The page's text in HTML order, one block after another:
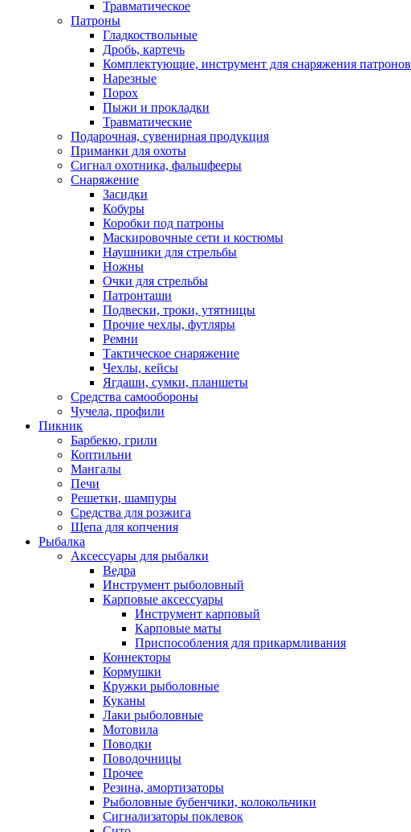
Травматическое
Патроны
Гладкоствольные
Дробь, картечь
Комплектующие, инструмент для снаряжения патронов
Нарезные
Порох
Пыжи и прокладки
Травматические
Подарочная, сувенирная продукция
Приманки для охоты
Сигнал охотника, фальшфееры
Снаряжение
Засидки
Кобуры
Коробки под патроны
Маскировочные сети и костюмы
Наушники для стрельбы
Ножны
Очки для стрельбы
Патронташи
Подвески, троки, утятницы
Прочие чехлы, футляры
Ремни
Тактическое снаряжение
Чехлы, кейсы
Ягдаши, сумки, планшеты
Средства самообороны
Чучела, профили
Пикник
Барбекю, грили
Коптильни
Мангалы
Печи
Решетки, шампуры
Средства для розжига
Щепа для копчения
Рыбалка
Аксессуары для рыбалки
Ведра
Инструмент рыболовный
Карповые аксессуары
Инструмент карповый
Карповые маты
Приспособления для прикармливания
Коннекторы
Кормушки
Кружки рыболовные
Куканы
Лаки рыболовные
Мотовила
Поводки
Поводочницы
Прочее
Резина, амортизаторы
Рыболовные бубенчики, колокольчики
Сигнализаторы поклевок